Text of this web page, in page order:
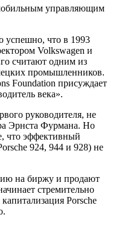
управляющим
успешно, что в 1993
Volkswagen и
считают одним из
промышленников.
Foundation присуждает
века».
руководителя, не
Эрнста Фурмана. Но
что эффективный
924, 944 и 928) не
на биржу и продают
стремительно
Porsche